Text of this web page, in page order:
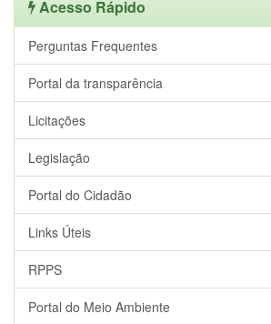
Acesso Rápido
Perguntas Frequentes
Portal da transparência
Licitações
Legislação
Portal do Cidadão
Links Úteis
RPPS
Portal do Meio Ambiente